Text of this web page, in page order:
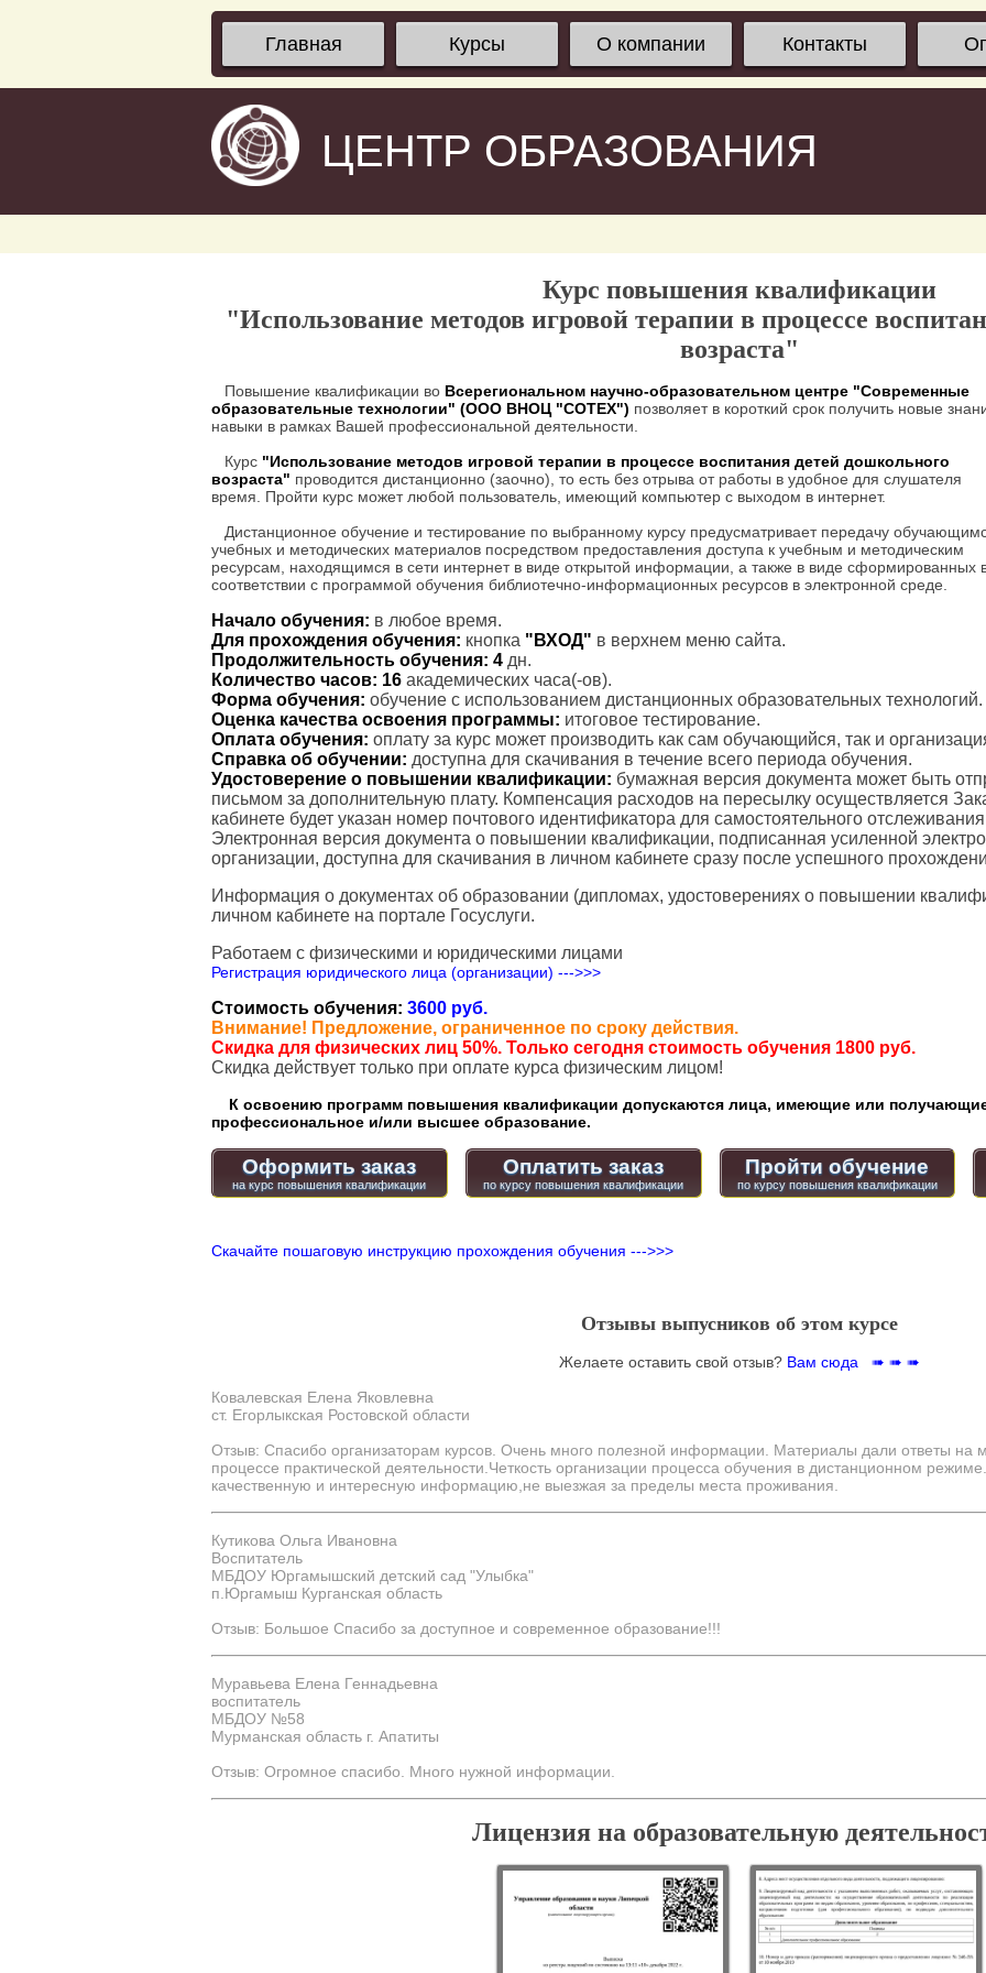
Главная Курсы О компании Контакты
ЦЕНТР ОБРАЗОВАНИЯ
Курс повышения квалификации
"Использование методов игровой терапии в процессе
возраста"
Повышение квалификации во Всерегиональном научно-образовательном центре "Современные
образовательные технологии" (ООО ВНОЦ "СОТЕХ") позволяет в короткий срок получить новые
навыки в рамках Вашей профессиональной деятельности.
Курс "Использование методов игровой терапии в процессе воспитания детей дошкольного
возраста" проводится дистанционно (заочно), то есть без отрыва от работы в удобное для слушателя
время. Пройти курс может любой пользователь, имеющий компьютер с выходом в интернет.
Дистанционное обучение и тестирование по выбранному курсу предусматривает передачу
учебных и методических материалов посредством предоставления доступа к учебным и методическим
ресурсам, находящимся в сети интернет в виде открытой информации, а также в виде сформированных
соответствии с программой обучения библиотечно-информационных ресурсов в электронной среде.
Начало обучения: в любое время.
Для прохождения обучения: кнопка "ВХОД" в верхнем меню сайта.
Продолжительность обучения: 4 дн.
Количество часов: 16 академических часа(-ов).
Форма обучения: обучение с использованием дистанционных образовательных технологий.
Оценка качества освоения программы: итоговое тестирование.
Оплата обучения: оплату за курс может производить как сам обучающийся, так и
Справка об обучении: доступна для скачивания в течение всего периода обучения.
Удостоверение о повышении квалификации: бумажная версия документа может быть
письмом за дополнительную плату. Компенсация расходов на пересылку осуществляется
кабинете будет указан номер почтового идентификатора для самостоятельного
Электронная версия документа о повышении квалификации, подписанная усиленной
организации, доступна для скачивания в личном кабинете сразу после успешного
Информация о документах об образовании (дипломах, удостоверениях о повышении
личном кабинете на портале Госуслуги.
Работаем с физическими и юридическими лицами
Регистрация юридического лица (организации) --->>>
Стоимость обучения: 3600 руб.
Внимание! Предложение, ограниченное по сроку действия.
Скидка для физических лиц 50%. Только сегодня стоимость обучения 1800 руб.
Cкидка действует только при оплате курса физическим лицом!
К освоению программ повышения квалификации допускаются лица, имеющие или
профессиональное и/или высшее образование.
Оформить заказ Оплатить заказ Пройти обучение
по курсу повышения квалификации
Скачайте пошаговую инструкцию прохождения обучения --->>>
Отзывы выпусников об этом курсе
Желаете оставить свой отзыв? Вам сюда ➠ ➠ ➠
Ковалевская Елена Яковлевна
ст. Егорлыкская Ростовской области
Отзыв: Спасибо организаторам курсов. Очень много полезной информации. Материалы дали ответы на
процессе практической деятельности.Четкость организации процесса обучения в дистанционном
качественную и интересную информацию,не выезжая за пределы места проживания.
Кутикова Ольга Ивановна
Воспитатель
МБДОУ Юргамышский детский сад "Улыбка"
п.Юргамыш Курганская область
Отзыв: Большое Спасибо за доступное и современное образование!!!
Муравьева Елена Геннадьевна
воспитатель
МБДОУ №58
Мурманская область г. Апатиты
Отзыв: Огромное спасибо. Много нужной информации.
Лицензия на образовательную